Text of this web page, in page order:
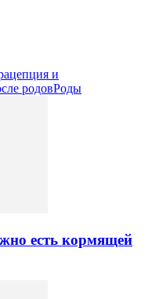
и
родовРоды
есть кормящей